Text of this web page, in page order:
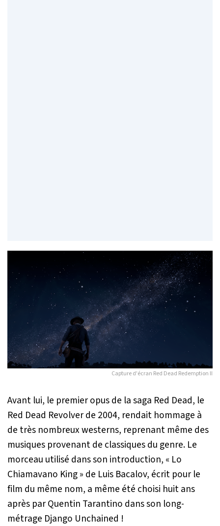
Capture d'écran Red Dead Redemption II
Avant lui, le premier opus de la saga Red Dead, le
Red Dead Revolverde 2004, rendait hommage à
de très nombreux westerns, reprenant même des
musiques provenant de classiques du genre. Le
morceau utilisé dans son introduction, « Lo
Chiamavano King » de Luis Bacalov, écrit pour le
film du même nom, a même été choisi huit ans
après par Quentin Tarantino dans son long-
métrage Django Unchained !